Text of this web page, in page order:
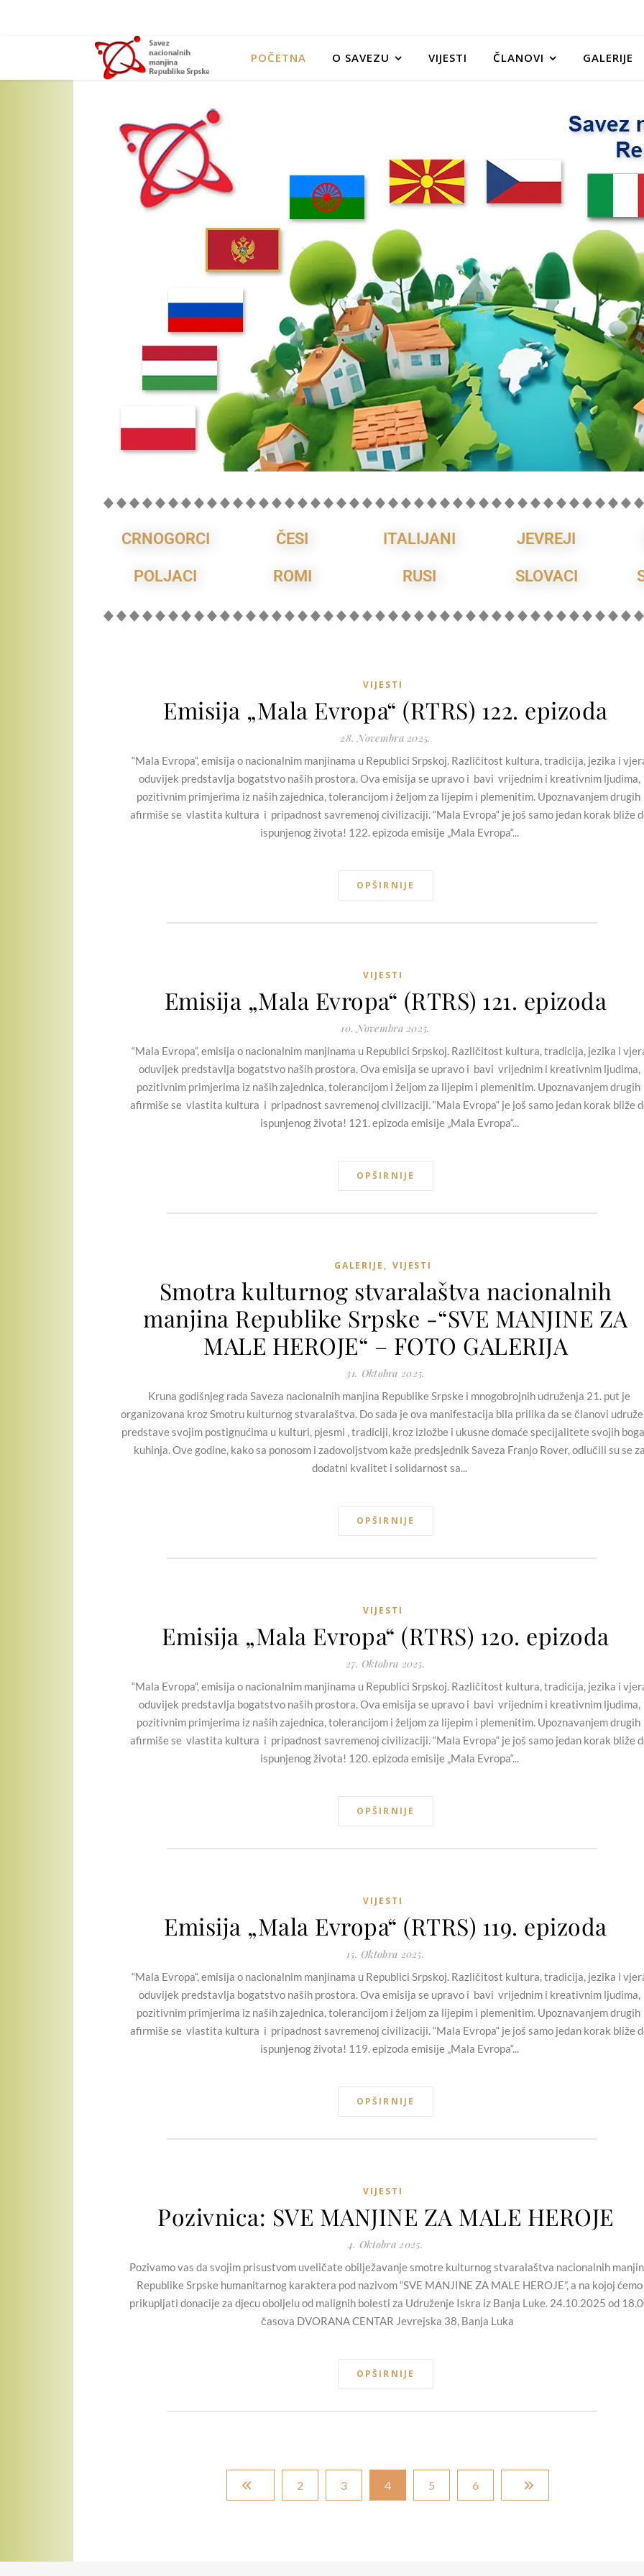
POČETNA O SAVEZU VIJESTI ČLANOVI GALERIJE
CRNOGORCI ČESI ITALIJANI JEVREJI
POLJACI ROMI RUSI SLOVACI
VIJESTI
Emisija „Mala Evropa“ (RTRS) 122. epizoda
28. Novembra 2025.
“Mala Evropa“, emisija o nacionalnim manjinama u Republici Srpskoj. Različitost kultura, tradicija, jezika i
oduvijek predstavlja bogatstvo naših prostora. Ova emisija se upravo i bavi vrijednim i kreativnim ljudima,
pozitivnim primjerima iz naših zajednica, tolerancijom i željom za lijepim i plemenitim. Upoznavanjem drugih
afirmiše se vlastita kultura i pripadnost savremenoj civilizaciji. “Mala Evropa“ je još samo jedan korak bliže
ispunjenog života! 122. epizoda emisije „Mala Evropa“...
OPŠIRNIJE
VIJESTI
Emisija „Mala Evropa“ (RTRS) 121. epizoda
10. Novembra 2025.
“Mala Evropa“, emisija o nacionalnim manjinama u Republici Srpskoj. Različitost kultura, tradicija, jezika i
oduvijek predstavlja bogatstvo naših prostora. Ova emisija se upravo i bavi vrijednim i kreativnim ljudima,
pozitivnim primjerima iz naših zajednica, tolerancijom i željom za lijepim i plemenitim. Upoznavanjem drugih
afirmiše se vlastita kultura i pripadnost savremenoj civilizaciji. “Mala Evropa“ je još samo jedan korak bliže
ispunjenog života! 121. epizoda emisije „Mala Evropa“...
OPŠIRNIJE
GALERIJE , VIJESTI
Smotra kulturnog stvaralaštva nacionalnih
manjina Republike Srpske -“SVE MANJINE ZA
MALE HEROJE“ – FOTO GALERIJA
31. Oktobra 2025.
Kruna godišnjeg rada Saveza nacionalnih manjina Republike Srpske i mnogobrojnih udruženja 21. put je
organizovana kroz Smotru kulturnog stvaralaštva. Do sada je ova manifestacija bila prilika da se članovi
predstave svojim postignućima u kulturi, pjesmi , tradiciji, kroz izložbe i ukusne domaće specijalitete svojih
kuhinja. Ove godine, kako sa ponosom i zadovoljstvom kaže predsjednik Saveza Franjo Rover, odlučili su se
dodatni kvalitet i solidarnost sa...
OPŠIRNIJE
VIJESTI
Emisija „Mala Evropa“ (RTRS) 120. epizoda
27. Oktobra 2025.
“Mala Evropa“, emisija o nacionalnim manjinama u Republici Srpskoj. Različitost kultura, tradicija, jezika i
oduvijek predstavlja bogatstvo naših prostora. Ova emisija se upravo i bavi vrijednim i kreativnim ljudima,
pozitivnim primjerima iz naših zajednica, tolerancijom i željom za lijepim i plemenitim. Upoznavanjem drugih
afirmiše se vlastita kultura i pripadnost savremenoj civilizaciji. “Mala Evropa“ je još samo jedan korak bliže
ispunjenog života! 120. epizoda emisije „Mala Evropa“...
OPŠIRNIJE
VIJESTI
Emisija „Mala Evropa“ (RTRS) 119. epizoda
15. Oktobra 2025.
“Mala Evropa“, emisija o nacionalnim manjinama u Republici Srpskoj. Različitost kultura, tradicija, jezika i
oduvijek predstavlja bogatstvo naših prostora. Ova emisija se upravo i bavi vrijednim i kreativnim ljudima,
pozitivnim primjerima iz naših zajednica, tolerancijom i željom za lijepim i plemenitim. Upoznavanjem drugih
afirmiše se vlastita kultura i pripadnost savremenoj civilizaciji. “Mala Evropa“ je još samo jedan korak bliže
ispunjenog života! 119. epizoda emisije „Mala Evropa“...
OPŠIRNIJE
VIJESTI
Pozivnica: SVE MANJINE ZA MALE HEROJE
4. Oktobra 2025.
Pozivamo vas da svojim prisustvom uveličate obilježavanje smotre kulturnog stvaralaštva nacionalnih
Republike Srpske humanitarnog karaktera pod nazivom “SVE MANJINE ZA MALE HEROJE”, a na kojoj ćemo
prikupljati donacije za djecu oboljelu od malignih bolesti za Udruženje Iskra iz Banja Luke. 24.10.2025 od
časova DVORANA CENTAR Jevrejska 38, Banja Luka
OPŠIRNIJE
2 3 4 5 6